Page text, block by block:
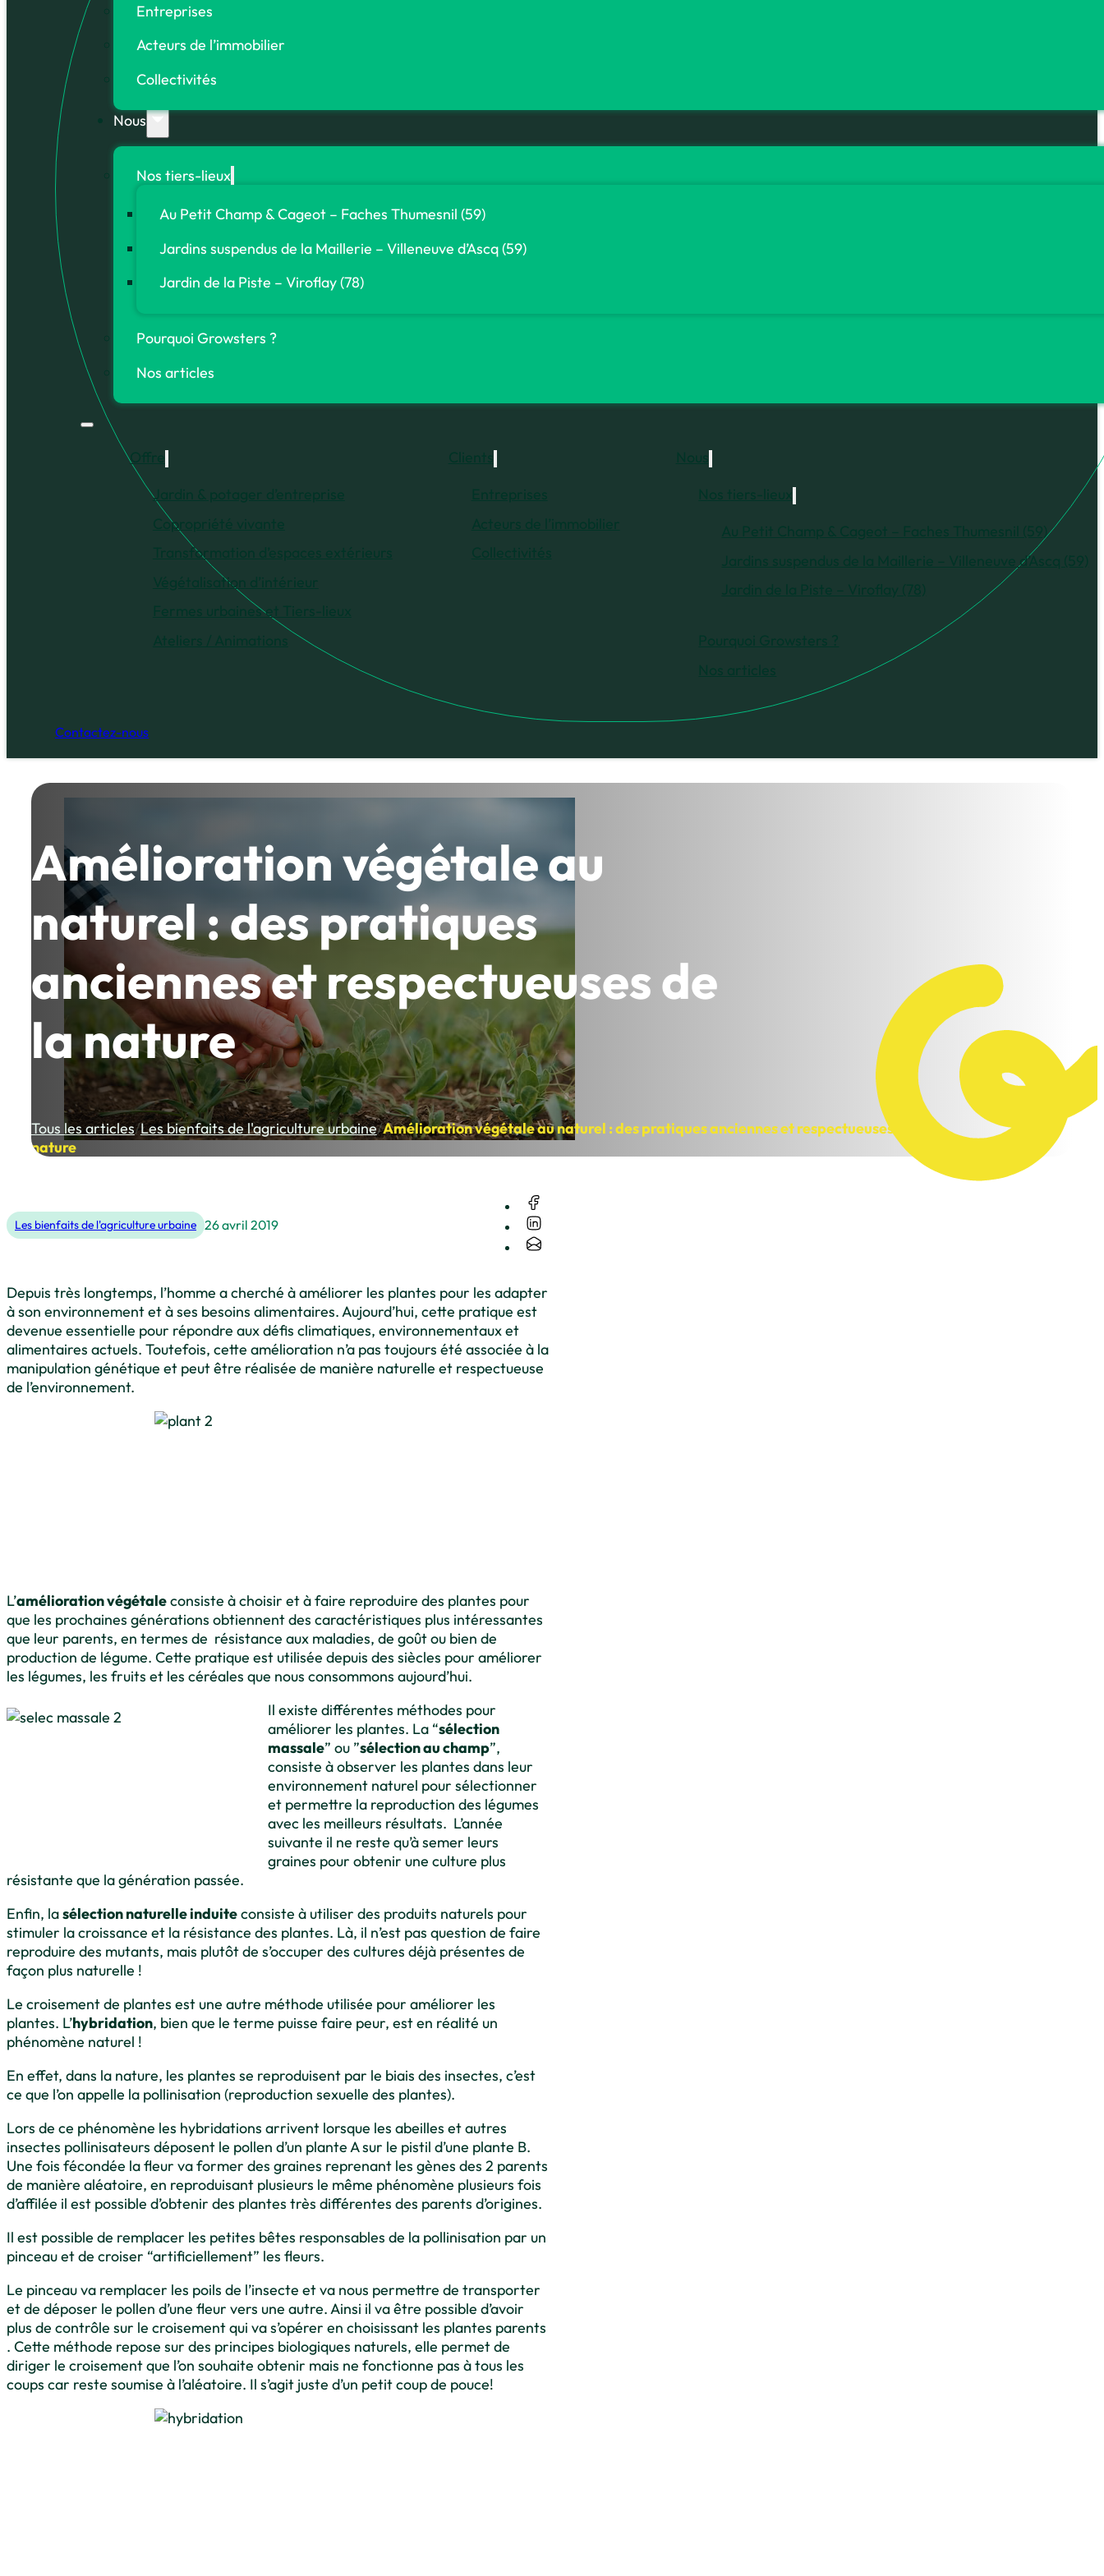
Entreprises
Acteurs de l’immobilier
Collectivités
Nous
Nos tiers-lieux
Au Petit Champ & Cageot – Faches Thumesnil (59)
Jardins suspendus de la Maillerie – Villeneuve d’Ascq (59)
Jardin de la Piste – Viroflay (78)
Pourquoi Growsters ?
Nos articles
Offre
Jardin & potager d’entreprise
Copropriété vivante
Transformation d’espaces extérieurs
Végétalisation d’intérieur
Fermes urbaines et Tiers-lieux
Ateliers / Animations
Clients
Entreprises
Acteurs de l’immobilier
Collectivités
Nous
Nos tiers-lieux
Au Petit Champ & Cageot – Faches Thumesnil (59)
Jardins suspendus de la Maillerie – Villeneuve d’Ascq (59)
Jardin de la Piste – Viroflay (78)
Pourquoi Growsters ?
Nos articles
Contactez-nous
Amélioration végétale au
naturel : des pratiques
anciennes et respectueuses de
la nature
Tous les articles/Les bienfaits de l'agriculture urbaine/Amélioration végétale au naturel : des pratiques anciennes et respectueuses de la
nature
Les bienfaits de l'agriculture urbaine 26 avril 2019
Depuis très longtemps, l’homme a cherché à améliorer les plantes pour les adapter
à son environnement et à ses besoins alimentaires. Aujourd’hui, cette pratique est
devenue essentielle pour répondre aux défis climatiques, environnementaux et
alimentaires actuels. Toutefois, cette amélioration n’a pas toujours été associée à la
manipulation génétique et peut être réalisée de manière naturelle et respectueuse
de l’environnement.
L’amélioration végétaleconsiste à choisir et à faire reproduire des plantes pour
que les prochaines générations obtiennent des caractéristiques plus intéressantes
que leur parents, en termes de résistance aux maladies, de goût ou bien de
production de légume. Cette pratique est utilisée depuis des siècles pour améliorer
les légumes, les fruits et les céréales que nous consommons aujourd’hui.
Il existe différentes méthodes pour
améliorer les plantes. La “sélection
massale” ou ”sélection au champ”,
consiste à observer les plantes dans leur
environnement naturel pour sélectionner
et permettre la reproduction des légumes
avec les meilleurs résultats. L’année
suivante il ne reste qu’à semer leurs
graines pour obtenir une culture plus
résistante que la génération passée.
Enfin, lasélection naturelle induiteconsiste à utiliser des produits naturels pour
stimuler la croissance et la résistance des plantes. Là, il n’est pas question de faire
reproduire des mutants, mais plutôt de s’occuper des cultures déjà présentes de
façon plus naturelle !
Le croisement de plantes est une autre méthode utilisée pour améliorer les
plantes. L’hybridation, bien que le terme puisse faire peur, est en réalité un
phénomène naturel !
En effet, dans la nature, les plantes se reproduisent par le biais des insectes, c’est
ce que l’on appelle la pollinisation (reproduction sexuelle des plantes).
Lors de ce phénomène les hybridations arrivent lorsque les abeilles et autres
insectes pollinisateurs déposent le pollen d’un plante A sur le pistil d’une plante B.
Une fois fécondée la fleur va former des graines reprenant les gènes des 2 parents
de manière aléatoire, en reproduisant plusieurs le même phénomène plusieurs fois
d’affilée il est possible d’obtenir des plantes très différentes des parents d’origines.
Il est possible de remplacer les petites bêtes responsables de la pollinisation par un
pinceau et de croiser “artificiellement” les fleurs.
Le pinceau va remplacer les poils de l’insecte et va nous permettre de transporter
et de déposer le pollen d’une fleur vers une autre. Ainsi il va être possible d’avoir
plus de contrôle sur le croisement qui va s’opérer en choisissant les plantes parents
. Cette méthode repose sur des principes biologiques naturels, elle permet de
diriger le croisement que l’on souhaite obtenir mais ne fonctionne pas à tous les
coups car reste soumise à l’aléatoire. Il s’agit juste d’un petit coup de pouce!